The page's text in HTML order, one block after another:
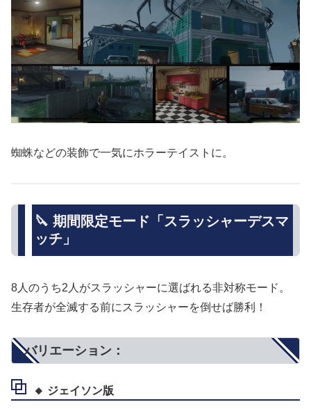
蜘蛛などの装飾で一気にホラーテイストに。
🔪 期間限定モード「スラッシャーデスマ
ッチ」
8人のうち2人がスラッシャーに選ばれる非対称モード。
生存者が全滅する前にスラッシャーを倒せば勝利！
バリエーション：
🔸 ジェイソン版